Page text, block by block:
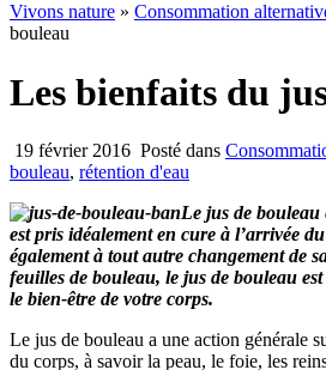
Vivons nature » Consommation
bouleau
Les bienfaits du
19 février 2016 Posté dans
bouleau, rétention d'eau
Le jus de bouleau
est pris idéalement en cure à l’arrivée
également à tout autre changement de
feuilles de bouleau, le jus de bouleau
le bien-être de votre corps.
Le jus de bouleau a une action générale
du corps, à savoir la peau, le foie, les